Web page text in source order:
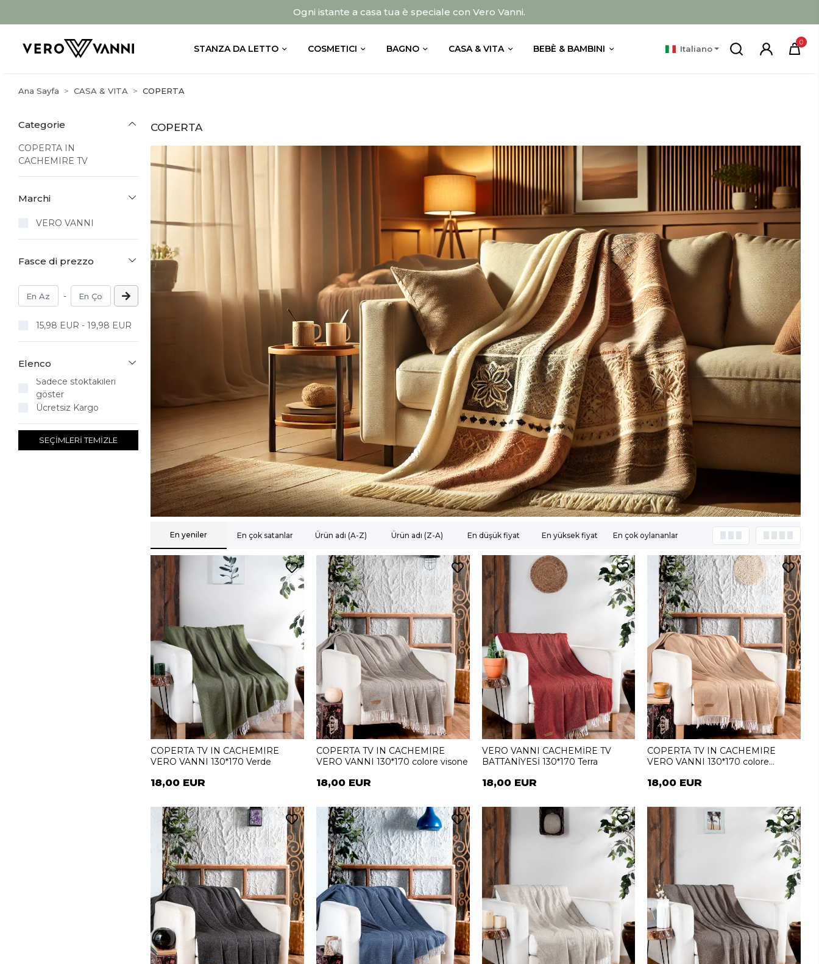
Ogni istante a casa tua è speciale con Vero Vanni.
STANZA DA LETTO COSMETICI BAGNO CASA & VITA BEBÈ & BAMBINI Italiano
0
Ana Sayfa CASA & VITA COPERTA
Categorie
COPERTA IN
CACHEMIRE TV
Marchi
VERO VANNI
Fasce di prezzo
-
15,98 EUR - 19,98 EUR
Elenco
Sadece stoktakileri
göster
Ücretsiz Kargo
SEÇİMLERİ TEMİZLE
COPERTA
En yeniler En çok satanlar Ürün adı (A-Z) Ürün adı (Z-A) En düşük fiyat En yüksek fiyat En çok oylananlar
COPERTA TV IN CACHEMIRE
VERO VANNI 130*170 Verde
18,00 EUR
COPERTA TV IN CACHEMIRE
VERO VANNI 130*170 colore visone
18,00 EUR
VERO VANNI CACHEMİRE TV
BATTANİYESİ 130*170 Terra
18,00 EUR
COPERTA TV IN CACHEMIRE
VERO VANNI 130*170 colore
18,00 EUR